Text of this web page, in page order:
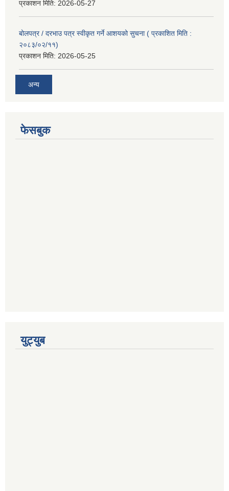
प्रकाशन मिति: 2026-05-27
बोलपत्र / दरभाउ पत्र स्वीकृत गर्ने आशयको सुचना ( प्रकाशित मिति :
२०८३/०२/११)
प्रकाशन मिति: 2026-05-25
अन्य
फेसबुक
युट्युब